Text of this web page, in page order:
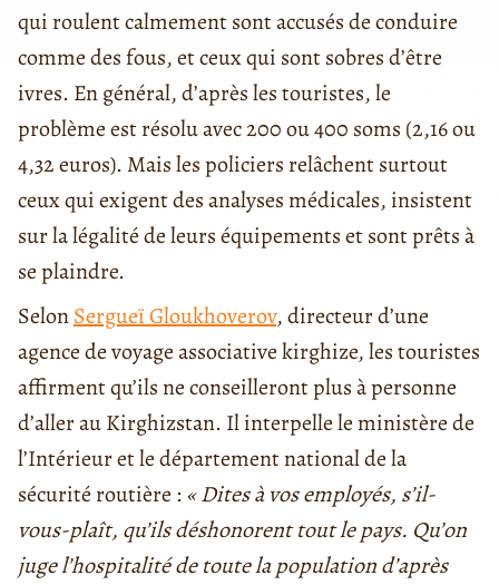
qui roulent calmement sont accusés de conduire
comme des fous, et ceux qui sont sobres d’être
ivres. En général, d’après les touristes, le
problème est résolu avec 200 ou 400 soms (2,16 ou
4,32 euros). Mais les policiers relâchent surtout
ceux qui exigent des analyses médicales, insistent
sur la légalité de leurs équipements et sont prêts à
se plaindre.
SelonSergueï Gloukhoverov, directeur d’une
agence de voyage associative kirghize, les touristes
affirment qu’ils ne conseilleront plus à personne
d’aller au Kirghizstan. Il interpelle le ministère de
l’Intérieur et le département national de la
sécurité routière : « Dites à vos employés, s’il-
vous-plaît, qu’ils déshonorent tout le pays. Qu’on
juge l’hospitalité de toute la population d’après